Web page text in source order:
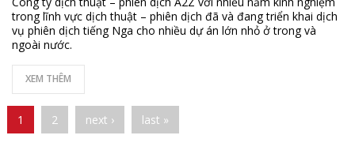
trong lĩnh vực dịch thuật – phiên dịch đã và đang triển khai dịch
vụ phiên dịch tiếng Nga cho nhiều dự án lớn nhỏ ở trong và
ngoài nước.
XEM THÊM
Pages
1 2 next › last »